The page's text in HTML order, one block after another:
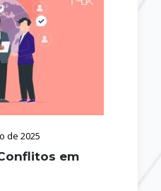
de 2025
em